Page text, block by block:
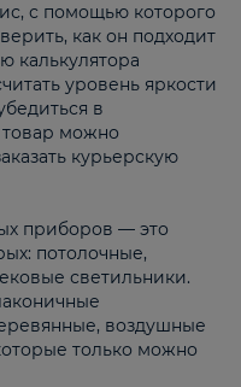
с помощью которого
как он подходит
калькулятора
уровень яркости
в
товар можно
курьерскую
приборов — это
потолочные,
светильники.
воздушные
только можно